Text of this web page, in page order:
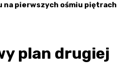
na pierwszych ośmiu piętrach
plan drugiej